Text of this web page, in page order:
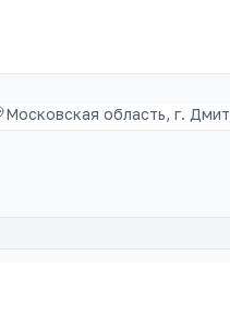
Московская область, г.